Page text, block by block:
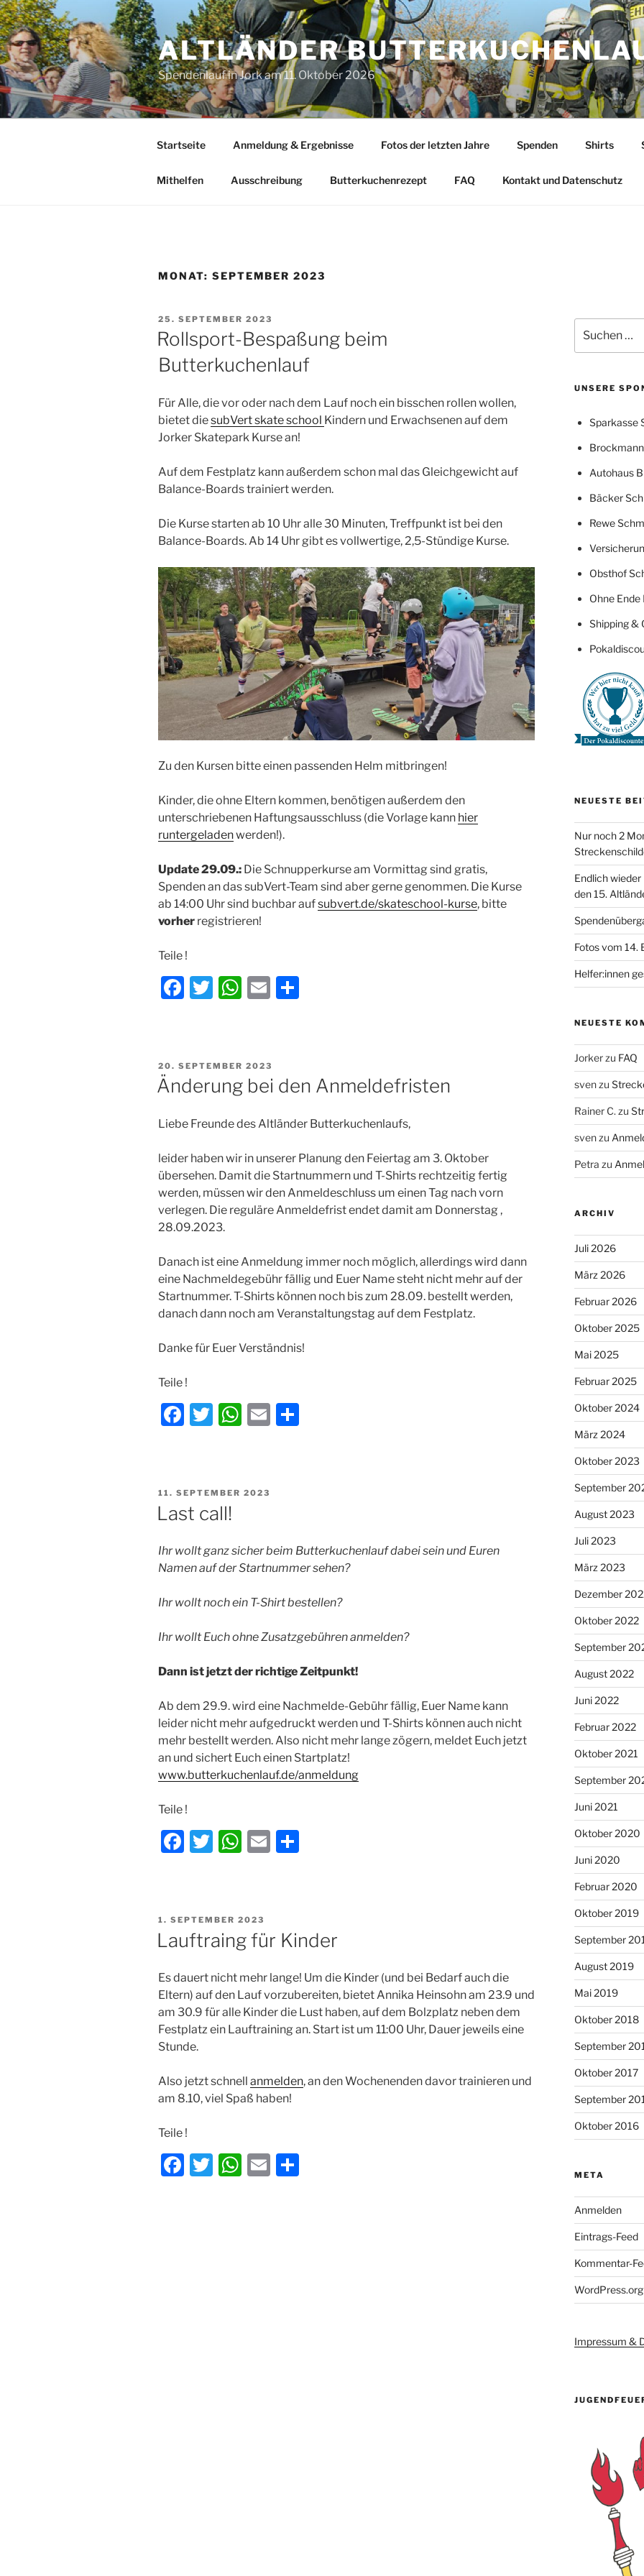
Zum
Inhalt
springen
ALTLÄNDER
Spendenlauf in Jork am 11. Oktober 2026
Startseite Anmeldung & Ergebnisse Fotos der letzten Jahre Spenden Shirts
Mithelfen Ausschreibung Butterkuchenrezept FAQ Kontakt und Datenschutz
MONAT: SEPTEMBER 2023
VERÖFFENTLICHT
AM
25. SEPTEMBER 2023
Rollsport-Bespaßung beim
Butterkuchenlauf
Für Alle, die vor oder nach dem Lauf noch ein bisschen rollen wollen,
bietet diesubVert skate school Kindern und Erwachsenen auf dem
Jorker Skatepark Kurse an!
Auf dem Festplatz kann außerdem schon mal das Gleichgewicht auf
Balance-Boards trainiert werden.
Die Kurse starten ab 10 Uhr alle 30 Minuten, Treffpunkt ist bei den
Balance-Boards. Ab 14 Uhr gibt es vollwertige, 2,5-Stündige Kurse.
Zu den Kursen bitte einen passenden Helm mitbringen!
Kinder, die ohne Eltern kommen, benötigen außerdem den
unterschriebenen Haftungsausschluss (die Vorlage kann hier
runtergeladenwerden!).
Update 29.09.: Die Schnupperkurse am Vormittag sind gratis,
Spenden an das subVert-Team sind aber gerne genommen. Die Kurse
ab 14:00 Uhr sind buchbar aufsubvert.de/skateschool-kurse, bitte
vorher registrieren!
Teile !
F
e
b
o
o
k
T
er
W
s
A
p
p
E
l
VERÖFFENTLICHT
AM
20. SEPTEMBER 2023
Änderung bei den Anmeldefristen
Liebe Freunde des Altländer Butterkuchenlaufs,
leider haben wir in unserer Planung den Feiertag am 3. Oktober
übersehen. Damit die Startnummern und T-Shirts rechtzeitig fertig
werden, müssen wir den Anmeldeschluss um einen Tag nach vorn
verlegen. Die reguläre Anmeldefrist endet damit am Donnerstag ,
28.09.2023.
Danach ist eine Anmeldung immer noch möglich, allerdings wird dann
eine Nachmeldegebühr fällig und Euer Name steht nicht mehr auf der
Startnummer. T-Shirts können noch bis zum 28.09. bestellt werden,
danach dann noch am Veranstaltungstag auf dem Festplatz.
Danke für Euer Verständnis!
Teile !
F
e
b
o
o
k
T
er
W
s
p
E
VERÖFFENTLICHT
AM
11. SEPTEMBER 2023
Last call!
Ihr wollt ganz sicher beim Butterkuchenlauf dabei sein und Euren
Namen auf der Startnummer sehen?
Ihr wollt noch ein T-Shirt bestellen?
Ihr wollt Euch ohne Zusatzgebühren anmelden?
Dann ist jetzt der richtige Zeitpunkt!
Ab dem 29.9. wird eine Nachmelde-Gebühr fällig, Euer Name kann
leider nicht mehr aufgedruckt werden und T-Shirts können auch nicht
mehr bestellt werden. Also nicht mehr lange zögern, meldet Euch jetzt
an und sichert Euch einen Startplatz!
www.butterkuchenlauf.de/anmeldung
Teile !
F
e
b
o
o
k
T
er
W
s
A
p
p
E
VERÖFFENTLICHT
AM
1. SEPTEMBER 2023
Lauftraing für Kinder
Es dauert nicht mehr lange! Um die Kinder (und bei Bedarf auch die
Eltern) auf den Lauf vorzubereiten, bietet Annika Heinsohn am 23.9 und
am 30.9 für alle Kinder die Lust haben, auf dem Bolzplatz neben dem
Festplatz ein Lauftraining an. Start ist um 11:00 Uhr, Dauer jeweils eine
Stunde.
Also jetzt schnell anmelden, an den Wochenenden davor trainieren und
am 8.10, viel Spaß haben!
Teile !
F
T
W E
nach:
UNSERE
Sparkasse
Autohaus
Bäcker
Rewe
Obsthof
Ohne Ende
Shipping &
NEUESTE
Nur noch 2
Endlich
den 15.
Fotos vom 14.
Helfer:innen
NEUESTE
Jorkerzu FAQ
svenzu
Rainer C. zu
svenzu
Petra zu
ARCHIV
Juli 2026
März 2026
Februar 2026
Oktober 2025
Mai 2025
Februar 2025
Oktober 2024
März 2024
Oktober 2023
September
August 2023
Juli 2023
März 2023
Dezember
Oktober 2022
September
August 2022
Juni 2022
Februar 2022
Oktober 2021
September
Juni 2021
Oktober 2020
Juni 2020
Februar 2020
Oktober 2019
September
August 2019
Mai 2019
Oktober 2018
September
Oktober 2017
September
Oktober 2016
META
Anmelden
Eintrags-Feed
Kommentar-
WordPress.org
Impressum &